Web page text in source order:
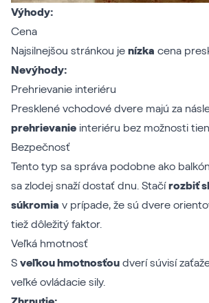
Výhody:
Cena
Najsilnejšou stránkou je nízka cena
Nevýhody:
Prehrievanie interiéru
Presklené vchodové dvere majú za
prehrievanie interiéru bez možnosti
Bezpečnosť
Tento typ sa správa podobne ako
sa zlodej snaží dostať dnu. Stačírozbiť
súkromia v prípade, že sú dvere
tiež dôležitý faktor.
Veľká hmotnosť
S veľkou hmotnosťou dverí súvisí
veľké ovládacie sily.